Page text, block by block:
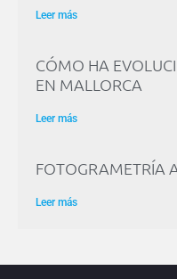
Leer más
CÓMO HA
EN MALLORCA
Leer más
FOTOGRAMETRÍA
Leer más